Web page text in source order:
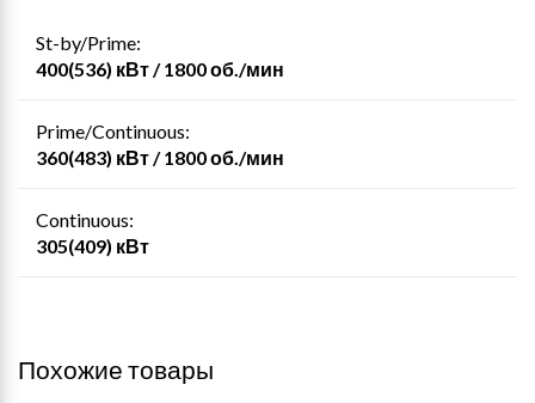
St-by/Prime:
400(536) кВт / 1800 об./мин
Prime/Continuous:
360(483) кВт / 1800 об./мин
Continuous:
305(409) кВт
Похожие товары